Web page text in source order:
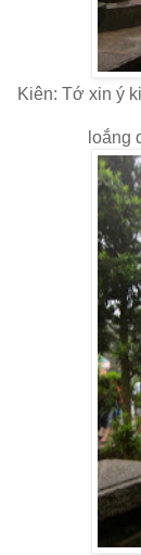
Kiên: Tớ xin ý
loắng